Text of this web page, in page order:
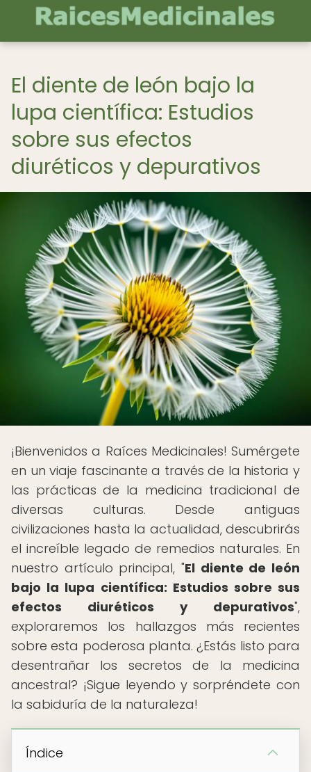
El diente de león bajo la
lupa científica: Estudios
sobre sus efectos
diuréticos y depurativos
¡Bienvenidos a Raíces Medicinales! Sumérgete
en un viaje fascinante a través de la historia y
las prácticas de la medicina tradicional de
diversas culturas. Desde antiguas
civilizaciones hasta la actualidad, descubrirás
el increíble legado de remedios naturales. En
nuestro artículo principal, "El diente de león
bajo la lupa científica: Estudios sobre sus
efectos diuréticos y depurativos",
exploraremos los hallazgos más recientes
sobre esta poderosa planta. ¿Estás listo para
desentrañar los secretos de la medicina
ancestral? ¡Sigue leyendo y sorpréndete con
la sabiduría de la naturaleza!
Índice